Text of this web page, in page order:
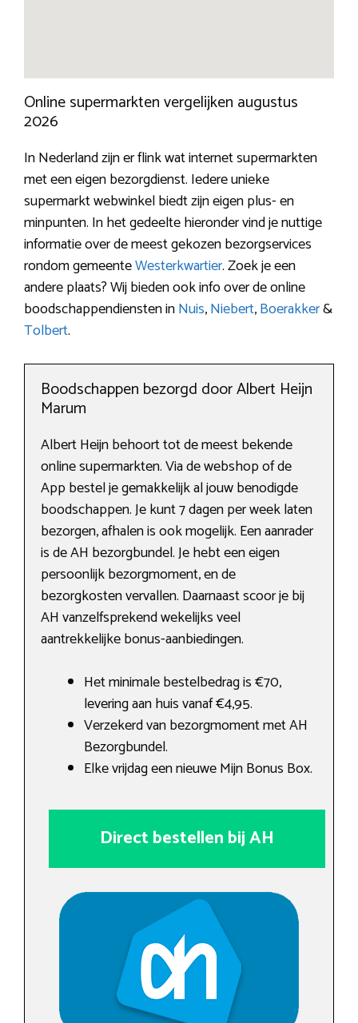
Online supermarkten vergelijken augustus
2026
In Nederland zijn er flink wat internet supermarkten
met een eigen bezorgdienst. Iedere unieke
supermarkt webwinkel biedt zijn eigen plus- en
minpunten. In het gedeelte hieronder vind je nuttige
informatie over de meest gekozen bezorgservices
rondom gemeenteWesterkwartier. Zoek je een
andere plaats? Wij bieden ook info over de online
boodschappendiensten inNuis,Niebert,Boerakker&
Tolbert.
Boodschappen bezorgd door Albert Heijn
Marum
Albert Heijn behoort tot de meest bekende
online supermarkten. Via de webshop of de
App bestel je gemakkelijk al jouw benodigde
boodschappen. Je kunt 7 dagen per week laten
bezorgen, afhalen is ook mogelijk. Een aanrader
is de AH bezorgbundel. Je hebt een eigen
persoonlijk bezorgmoment, en de
bezorgkosten vervallen. Daarnaast scoor je bij
AH vanzelfsprekend wekelijks veel
aantrekkelijke bonus-aanbiedingen.
Het minimale bestelbedrag is €70,
levering aan huis vanaf €4,95.
Verzekerd van bezorgmoment met AH
Bezorgbundel.
Elke vrijdag een nieuwe Mijn Bonus Box.
Direct bestellen bij AH